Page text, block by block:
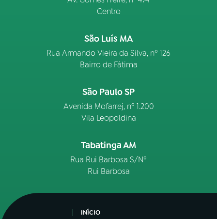
Centro
São Luís MA
Rua Armando Vieira da Silva, nº 126
Bairro de Fátima
São Paulo SP
Avenida Mofarrej, nº 1.200
Vila Leopoldina
Tabatinga AM
Rua Rui Barbosa S/Nº
Rui Barbosa
INÍCIO